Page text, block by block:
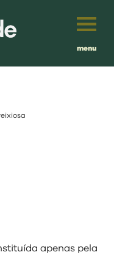
menu
Português
apenas pela